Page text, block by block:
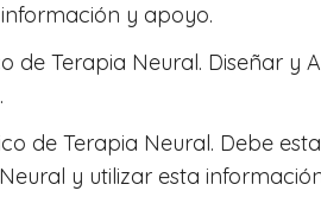
y apoyo.
de Terapia Neural. Diseñar
de Terapia Neural. Debe
y utilizar esta